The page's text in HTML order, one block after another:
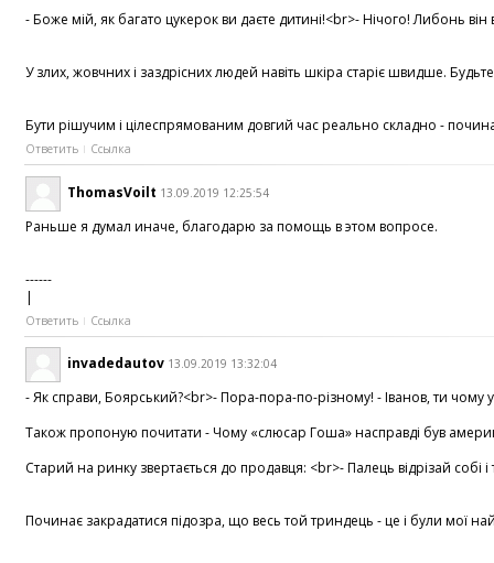
- Боже мій, як багато цукерок ви даєте дитині!<br>- Нічого! Либонь
У злих, жовчних і заздрісних людей навіть шкіра старіє швидше.
Бути рішучим і цілеспрямованим довгий час реально складно -
Ответить Ссылка
ThomasVoilt 13.09.2019 12:25:54
Раньше я думал иначе, благодарю за помощь в этом вопросе.
------
|
Ответить Ссылка
invadedautov 13.09.2019 13:32:04
- Як справи, Боярський?<br>- Пора-пора-по-різному! - Іванов, ти
Також пропоную почитати - Чому «слюсар Гоша» насправді був
Старий на ринку звертається до продавця: <br>- Палець відрізай
Починає закрадатися підозра, що весь той триндець - це і були мої